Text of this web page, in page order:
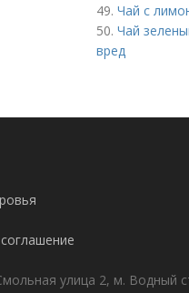
49. Чай с
50. Чай
вред
улица 2, м. Водный